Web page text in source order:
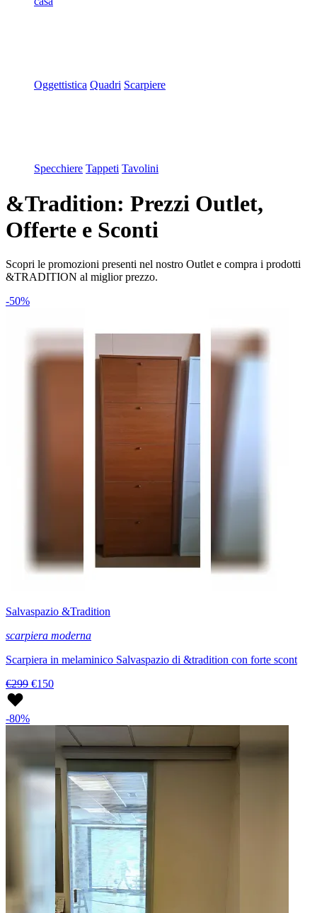
Oggettistica Quadri Scarpiere
Specchiere Tappeti Tavolini
&Tradition: Prezzi Outlet,
Offerte e Sconti
Scopri le promozioni presenti nel nostro Outlet e compra i prodotti
&TRADITION al miglior prezzo.
-50%
Salvaspazio &Tradition
scarpiera moderna
Scarpiera in melaminico Salvaspazio di &tradition con forte scont
€299 €150
-80%